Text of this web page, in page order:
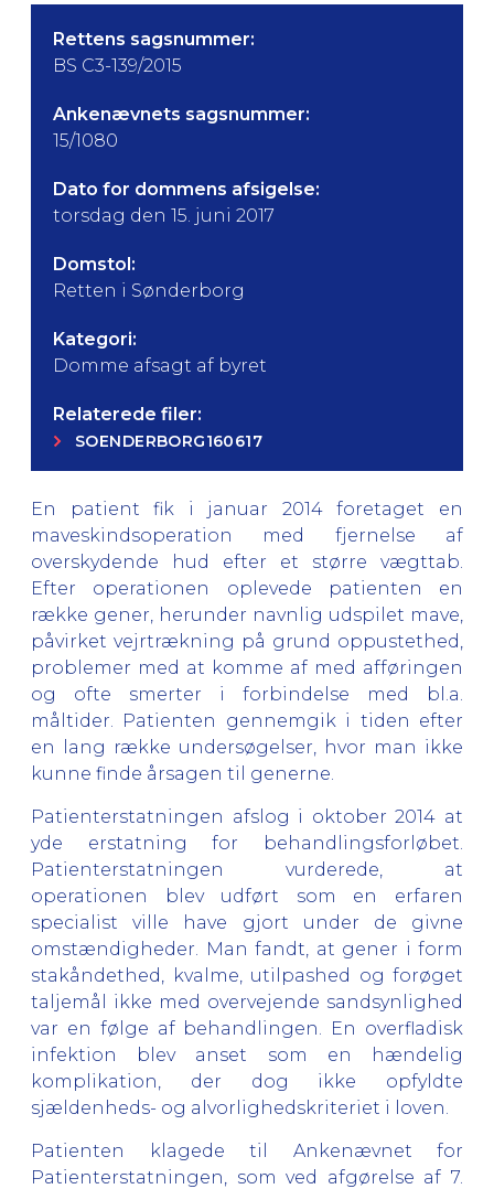
Rettens sagsnummer:
BS C3-139/2015
Ankenævnets sagsnummer:
15/1080
Dato for dommens afsigelse:
torsdag den 15. juni 2017
Domstol:
Retten i Sønderborg
Kategori:
Domme afsagt af byret
Relaterede filer:
SOENDERBORG160617
En patient fik i januar 2014 foretaget en
maveskindsoperation med fjernelse af
overskydende hud efter et større vægttab.
Efter operationen oplevede patienten en
række gener, herunder navnlig udspilet mave,
påvirket vejrtrækning på grund oppustethed,
problemer med at komme af med afføringen
og ofte smerter i forbindelse med bl.a.
måltider. Patienten gennemgik i tiden efter
en lang række undersøgelser, hvor man ikke
kunne finde årsagen til generne.
Patienterstatningen afslog i oktober 2014 at
yde erstatning for behandlingsforløbet.
Patienterstatningen vurderede, at
operationen blev udført som en erfaren
specialist ville have gjort under de givne
omstændigheder. Man fandt, at gener i form
stakåndethed, kvalme, utilpashed og forøget
taljemål ikke med overvejende sandsynlighed
var en følge af behandlingen. En overfladisk
infektion blev anset som en hændelig
komplikation, der dog ikke opfyldte
sjældenheds- og alvorlighedskriteriet i loven.
Patienten klagede til Ankenævnet for
Patienterstatningen, som ved afgørelse af 7.